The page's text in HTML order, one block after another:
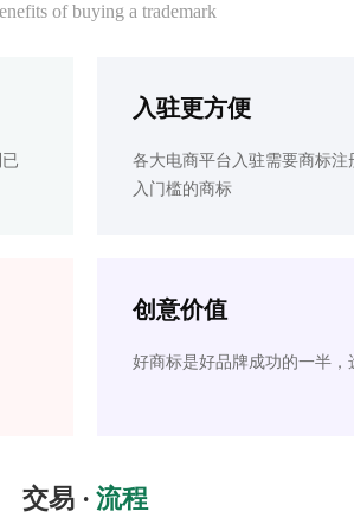
of buying a trademark
入驻更方便
各大电商平台入驻需要商标
入门槛的商标
创意价值
好商标是好品牌成功的一半
交易 · 流程